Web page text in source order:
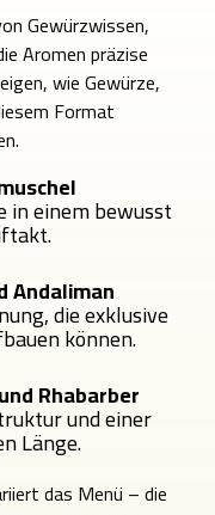
Gewürzwissen,
Aromen präzise
wie Gewürze,
Format
in einem bewusst
Andaliman
die exklusive
können.
Rhabarber
und einer
Länge.
das Menü – die